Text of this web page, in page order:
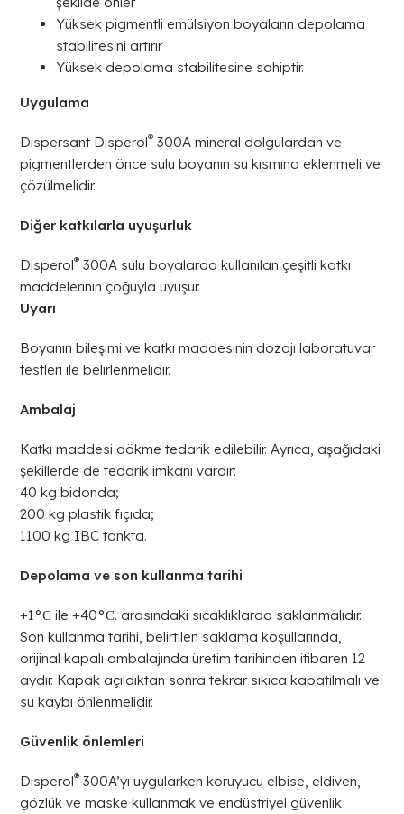
Yüksek pigmentli emülsiyon boyaların depolama
stabilitesini artırır
Yüksek depolama stabilitesine sahiptir.
Uygulama
Dispersant Disperol® 300A mineral dolgulardan ve
pigmentlerden önce sulu boyanın su kısmına eklenmeli ve
çözülmelidir.
Diğer katkılarla uyuşurluk
Disperol® 300A sulu boyalarda kullanılan çeşitli katkı
maddelerinin çoğuyla uyuşur.
Uyarı
Boyanın bileşimi ve katkı maddesinin dozajı laboratuvar
testleri ile belirlenmelidir.
Ambalaj
Katkı maddesi dökme tedarik edilebilir. Ayrıca, aşağıdaki
şekillerde de tedarik imkanı vardır:
40 kg bidonda;
200 kg plastik fıçıda;
1100 kg IBC tankta.
Depolama ve son kullanma tarihi
+1°С ile +40°С. arasındaki sıcaklıklarda saklanmalıdır.
Son kullanma tarihi, belirtilen saklama koşullarında,
orijinal kapalı ambalajında üretim tarihinden itibaren 12
aydır. Kapak açıldıktan sonra tekrar sıkıca kapatılmalı ve
su kaybı önlenmelidir.
Güvenlik önlemleri
Disperol® 300A’yı uygularken koruyucu elbise, eldiven,
gözlük ve maske kullanmak ve endüstriyel güvenlik